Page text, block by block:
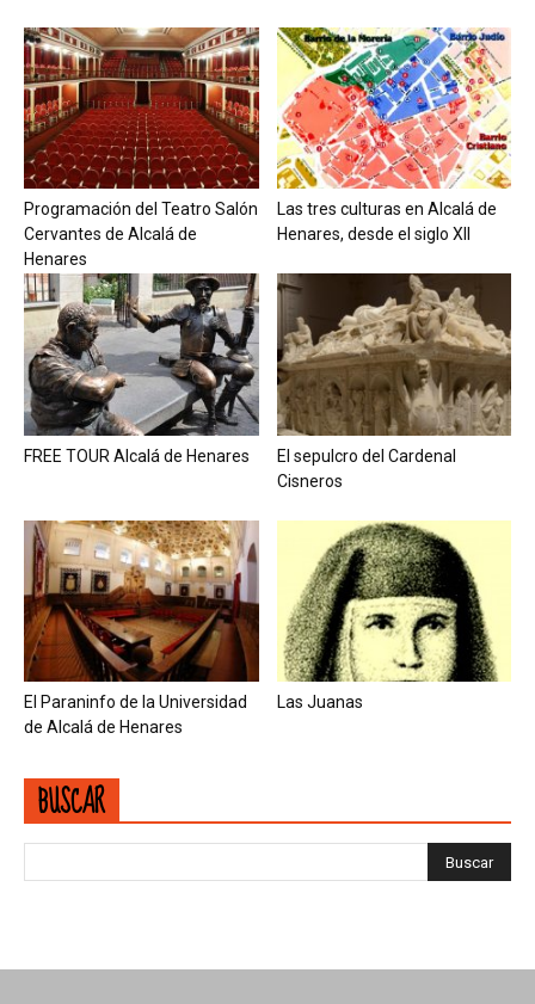
Programación del Teatro Salón
Cervantes de Alcalá de
Henares
Las tres culturas en Alcalá de
Henares, desde el siglo XII
FREE TOUR Alcalá de Henares
El sepulcro del Cardenal
Cisneros
El Paraninfo de la Universidad
de Alcalá de Henares
Las Juanas
BUSCAR